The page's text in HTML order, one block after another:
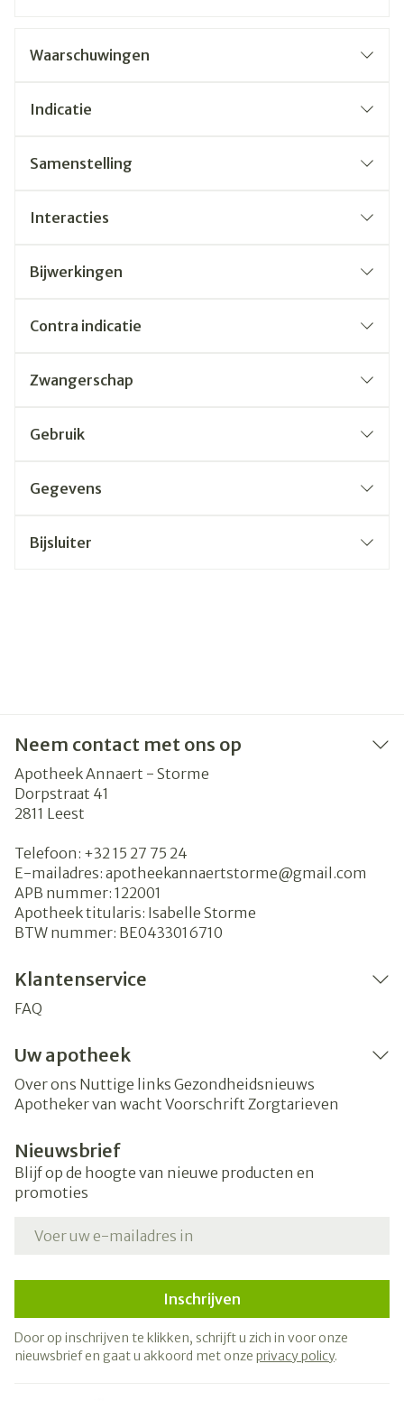
Waarschuwingen
Indicatie
Samenstelling
Interacties
Bijwerkingen
Contra indicatie
Zwangerschap
Gebruik
Gegevens
Bijsluiter
Neem contact met ons op
Apotheek Annaert - Storme
Dorpstraat 41
2811 Leest
Telefoon: +32 15 27 75 24
E-mailadres: apotheekannaertstorme@gmail.com
APB nummer: 122001
Apotheek titularis: Isabelle Storme
BTW nummer: BE0433016710
Klantenservice
FAQ
Uw apotheek
Over ons Nuttige links Gezondheidsnieuws
Apotheker van wacht Voorschrift Zorgtarieven
Nieuwsbrief
Blijf op de hoogte van nieuwe producten en
promoties
Inschrijven
Door op inschrijven te klikken, schrijft u zich in voor onze
nieuwsbrief en gaat u akkoord met onze privacy policy.